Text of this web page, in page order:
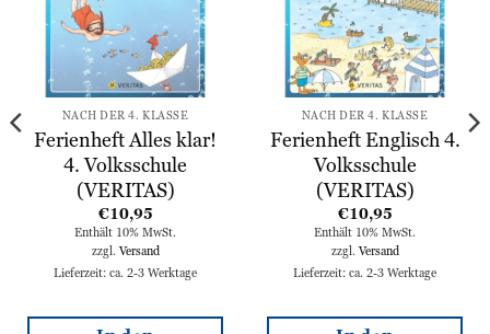
NACH DER 4. KLASSE
Ferienheft Alles klar!
4. Volksschule
(VERITAS)
€10,95
Enthält 10% MwSt.
zzgl. Versand
Lieferzeit: ca. 2-3 Werktage
NACH DER 4. KLASSE
Ferienheft Englisch 4.
Volksschule
(VERITAS)
€10,95
Enthält 10% MwSt.
zzgl. Versand
Lieferzeit: ca. 2-3 Werktage